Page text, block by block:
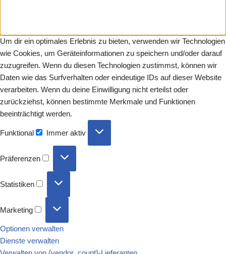
Um dir ein optimales Erlebnis zu bieten, verwenden wir Technologien
wie Cookies, um Geräteinformationen zu speichern und/oder darauf
zuzugreifen. Wenn du diesen Technologien zustimmst, können wir
Daten wie das Surfverhalten oder eindeutige IDs auf dieser Website
verarbeiten. Wenn du deine Einwilligung nicht erteilst oder
zurückziehst, können bestimmte Merkmale und Funktionen
beeinträchtigt werden.
Funktional Immer aktiv
Präferenzen
Statistiken
Marketing
Optionen verwalten
Dienste verwalten